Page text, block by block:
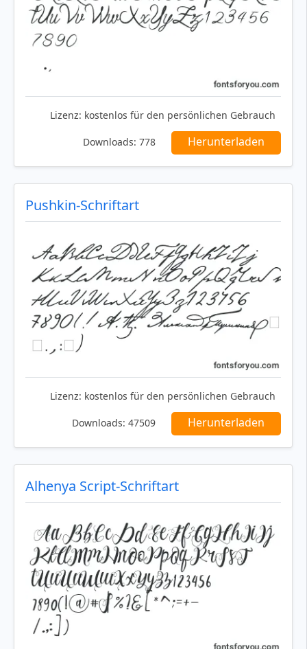
Lizenz: kostenlos für den persönlichen Gebrauch
Downloads: 778 Herunterladen
Pushkin-Schriftart
Lizenz: kostenlos für den persönlichen Gebrauch
Downloads: 47509 Herunterladen
Alhenya Script-Schriftart